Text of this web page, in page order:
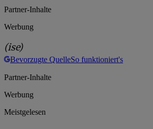
Partner-Inhalte
Werbung
(ise)
Bevorzugte QuelleSo funktioniert's
Partner-Inhalte
Werbung
Meistgelesen